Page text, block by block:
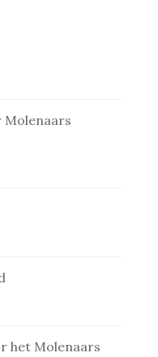
Molenaars
het Molenaars